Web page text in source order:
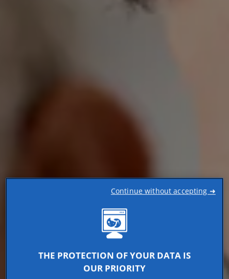
THE PROTECTION OF YOUR DATA IS
OUR PRIORITY
Continue without accepting ➜